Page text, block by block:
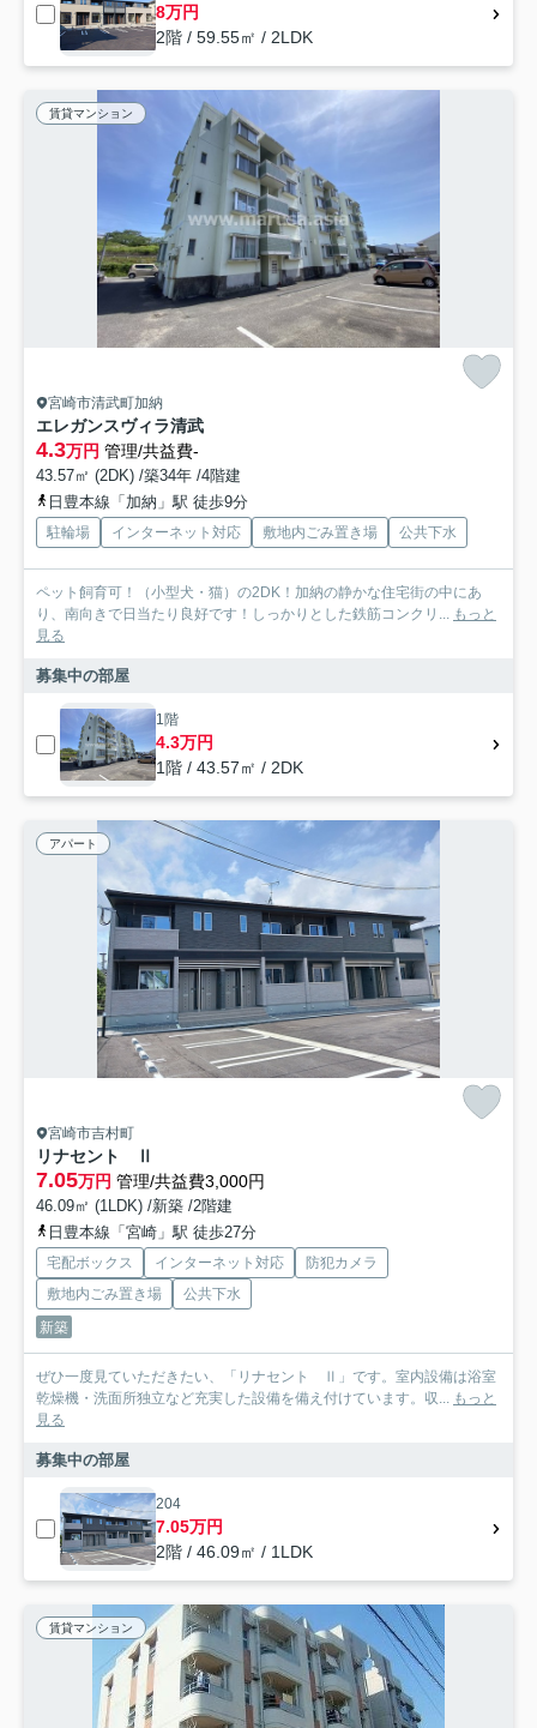
8万円
2階 / 59.55㎡ / 2LDK
賃貸マンション
宮崎市清武町加納
エレガンスヴィラ清武
4.3万円 管理/共益費-
43.57㎡ (2DK) /築34年 /4階建
日豊本線「加納」駅 徒歩9分
駐輪場 インターネット対応 敷地内ごみ置き場 公共下水
ペット飼育可！（小型犬・猫）の2DK！加納の静かな住宅街の中にあ
り、南向きで日当たり良好です！しっかりとした鉄筋コンクリ... もっと
見る
募集中の部屋
1階
4.3万円
1階 / 43.57㎡ / 2DK
アパート
宮崎市吉村町
リナセント Ⅱ
7.05万円 管理/共益費3,000円
46.09㎡ (1LDK) /新築 /2階建
日豊本線「宮崎」駅 徒歩27分
宅配ボックス インターネット対応
防犯カメラ
敷地内ごみ置き場
公共下水
新築
ぜひ一度見ていただきたい、「リナセント Ⅱ」です。室内設備は浴室
乾燥機・洗面所独立など充実した設備を備え付けています。収... もっと
見る
募集中の部屋
204
7.05万円
2階 / 46.09㎡ / 1LDK
賃貸マンション